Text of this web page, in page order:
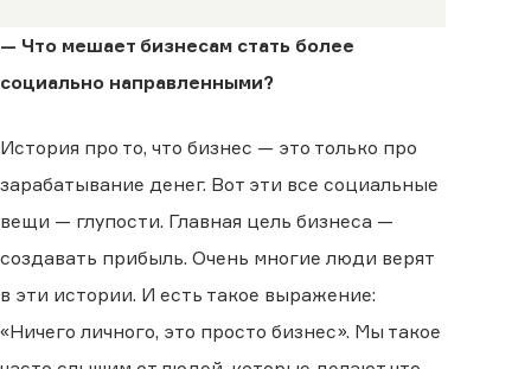
— Что мешает бизнесам стать более
социально направленными?
История про то, что бизнес — это только про
зарабатывание денег. Вот эти все социальные
вещи — глупости. Главная цель бизнеса —
создавать прибыль. Очень многие люди верят
в эти истории. И есть такое выражение:
«Ничего личного, это просто бизнес». Мы такое